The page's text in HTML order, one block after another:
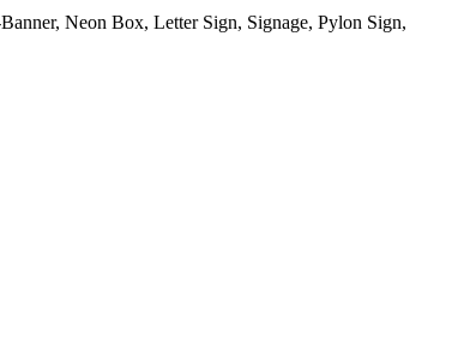
Neon Box, Letter Sign, Signage, Pylon Sign,